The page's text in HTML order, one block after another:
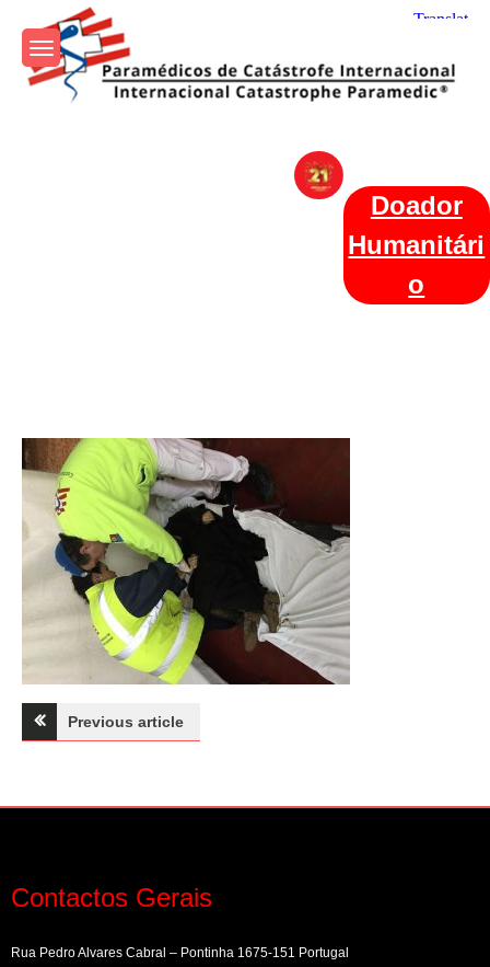
content
Internacional
Doador
Humanitári
o
Navegação
artigos
Previous article
Contactos Gerais
Rua Pedro Alvares Cabral – Pontinha 1675-151 Portugal